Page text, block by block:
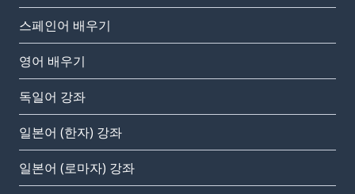
스페인어 배우기
영어 배우기
독일어 강좌
일본어 (한자) 강좌
일본어 (로마자) 강좌